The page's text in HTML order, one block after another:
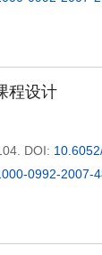
程设计
DOI:
0992-2007-